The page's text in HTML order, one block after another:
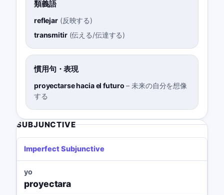
類義語
reflejar(反映する)
transmitir(伝える/伝達する)
慣用句・表現
proyectarse hacia el futuro –未来の自分を想像
する
SUBJUNCTIVE
Imperfect Subjunctive
yo
proyectara